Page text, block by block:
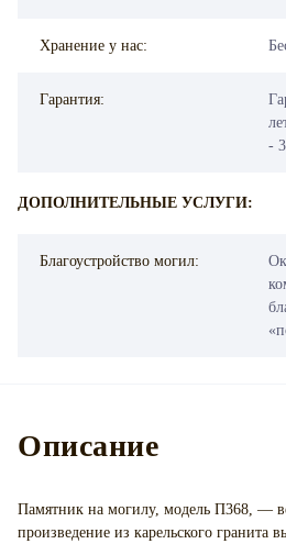
Хранение у нас:
Гарантия:
-
ДОПОЛНИТЕЛЬНЫЕ УСЛУГИ:
Благоустройство могил:
Описание
Памятник на могилу, модель П368, —
произведение из карельского гранита